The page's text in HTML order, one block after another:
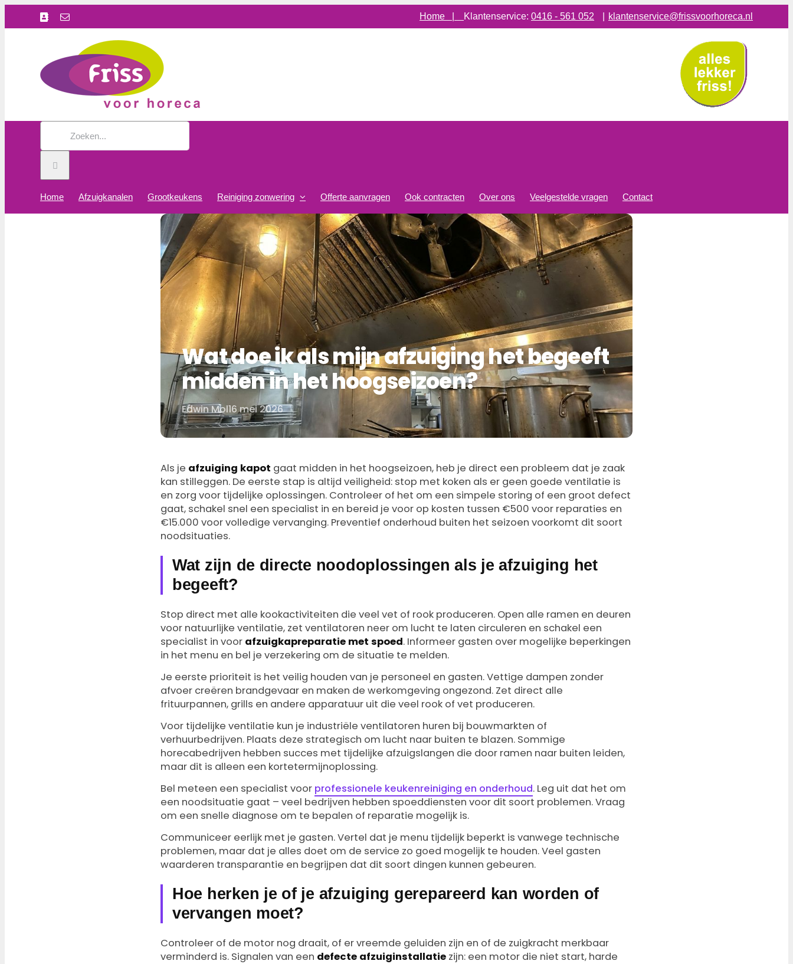
Facebook
E-
Home | Klantenservice: 0416 - 561 052 klantenservice@frissvoorhoreca.nl
Zoeken
Home Afzuigkanalen Grootkeukens Reiniging zonwering Offerte aanvragen Ook contracten Over ons Veelgestelde vragen Contact
Wat doe ik als mijn afzuiging het begeeft
midden in het hoogseizoen?
Door
Edwin Mol16 mei 2026
Als je afzuiging kapot gaat midden in het hoogseizoen, heb je direct een probleem dat je zaak
kan stilleggen. De eerste stap is altijd veiligheid: stop met koken als er geen goede ventilatie is
en zorg voor tijdelijke oplossingen. Controleer of het om een simpele storing of een groot defect
gaat, schakel snel een specialist in en bereid je voor op kosten tussen €500 voor reparaties en
€15.000 voor volledige vervanging. Preventief onderhoud buiten het seizoen voorkomt dit soort
noodsituaties.
Wat zijn de directe noodoplossingen als je afzuiging het
begeeft?
Stop direct met alle kookactiviteiten die veel vet of rook produceren. Open alle ramen en deuren
voor natuurlijke ventilatie, zet ventilatoren neer om lucht te laten circuleren en schakel een
specialist in voor afzuigkapreparatie met spoed. Informeer gasten over mogelijke beperkingen
in het menu en bel je verzekering om de situatie te melden.
Je eerste prioriteit is het veilig houden van je personeel en gasten. Vettige dampen zonder
afvoer creëren brandgevaar en maken de werkomgeving ongezond. Zet direct alle
frituurpannen, grills en andere apparatuur uit die veel rook of vet produceren.
Voor tijdelijke ventilatie kun je industriële ventilatoren huren bij bouwmarkten of
verhuurbedrijven. Plaats deze strategisch om lucht naar buiten te blazen. Sommige
horecabedrijven hebben succes met tijdelijke afzuigslangen die door ramen naar buiten leiden,
maar dit is alleen een kortetermijnoplossing.
Bel meteen een specialist voor professionele keukenreiniging en onderhoud. Leg uit dat het om
een noodsituatie gaat – veel bedrijven hebben spoeddiensten voor dit soort problemen. Vraag
om een snelle diagnose om te bepalen of reparatie mogelijk is.
Communiceer eerlijk met je gasten. Vertel dat je menu tijdelijk beperkt is vanwege technische
problemen, maar dat je alles doet om de service zo goed mogelijk te houden. Veel gasten
waarderen transparantie en begrijpen dat dit soort dingen kunnen gebeuren.
Hoe herken je of je afzuiging gerepareerd kan worden of
vervangen moet?
Controleer of de motor nog draait, of er vreemde geluiden zijn en of de zuigkracht merkbaar
verminderd is. Signalen van een defecte afzuiginstallatie zijn: een motor die niet start, harde